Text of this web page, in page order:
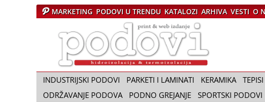
MARKETING PODOVI U TRENDU KATALOZI ARHIVA VESTI O
a
p
i
P
INDUSTRIJSKI PODOVI PARKETI I LAMINATI KERAMIKA TEPISI
ODRŽAVANJE PODOVA
PODNO GREJANJE SPORTSKI PODOVI